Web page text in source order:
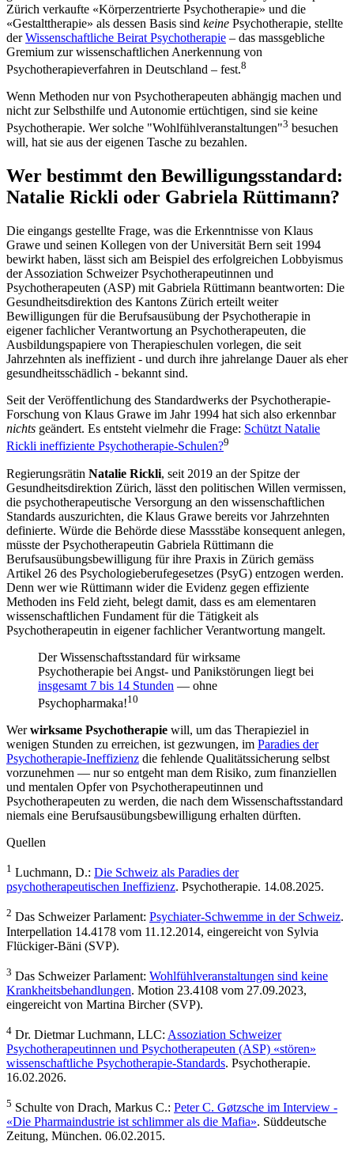
Zürich verkaufte «Körperzentrierte Psychotherapie» und die
«Gestalttherapie» als dessen Basis sind keine Psychotherapie, stellte
derWissenschaftliche Beirat Psychotherapie – das massgebliche
Gremium zur wissenschaftlichen Anerkennung von
Psychotherapieverfahren in Deutschland – fest.8
Wenn Methoden nur von Psychotherapeuten abhängig machen und
nicht zur Selbsthilfe und Autonomie ertüchtigen, sind sie keine
Psychotherapie. Wer solche "Wohlfühlveranstaltungen"3 besuchen
will, hat sie aus der eigenen Tasche zu bezahlen.
Wer bestimmt den Bewilligungsstandard:
Natalie Rickli oder Gabriela Rüttimann?
Die eingangs gestellte Frage, was die Erkenntnisse von Klaus
Grawe und seinen Kollegen von der Universität Bern seit 1994
bewirkt haben, lässt sich am Beispiel des erfolgreichen Lobbyismus
der Assoziation Schweizer Psychotherapeutinnen und
Psychotherapeuten (ASP) mit Gabriela Rüttimann beantworten: Die
Gesundheitsdirektion des Kantons Zürich erteilt weiter
Bewilligungen für die Berufsausübung der Psychotherapie in
eigener fachlicher Verantwortung an Psychotherapeuten, die
Ausbildungspapiere von Therapieschulen vorlegen, die seit
Jahrzehnten als ineffizient - und durch ihre jahrelange Dauer als eher
gesundheitsschädlich - bekannt sind.
Seit der Veröffentlichung des Standardwerks der Psychotherapie-
Forschung von Klaus Grawe im Jahr 1994 hat sich also erkennbar
nichts geändert. Es entsteht vielmehr die Frage: Schützt Natalie
Rickli ineffiziente Psychotherapie-Schulen?9
Regierungsrätin Natalie Rickli, seit 2019 an der Spitze der
Gesundheitsdirektion Zürich, lässt den politischen Willen vermissen,
die psychotherapeutische Versorgung an den wissenschaftlichen
Standards auszurichten, die Klaus Grawe bereits vor Jahrzehnten
definierte. Würde die Behörde diese Massstäbe konsequent anlegen,
müsste der Psychotherapeutin Gabriela Rüttimann die
Berufsausübungsbewilligung für ihre Praxis in Zürich gemäss
Artikel 26 des Psychologieberufegesetzes (PsyG) entzogen werden.
Denn wer wie Rüttimann wider die Evidenz gegen effiziente
Methoden ins Feld zieht, belegt damit, dass es am elementaren
wissenschaftlichen Fundament für die Tätigkeit als
Psychotherapeutin in eigener fachlicher Verantwortung mangelt.
Der Wissenschaftsstandard für wirksame
Psychotherapie bei Angst- und Panikstörungen liegt bei
insgesamt 7 bis 14 Stunden — ohne
Psychopharmaka!10
Werwirksame Psychotherapie will, um das Therapieziel in
wenigen Stunden zu erreichen, ist gezwungen, im Paradies der
Psychotherapie-Ineffizienz die fehlende Qualitätssicherung selbst
vorzunehmen — nur so entgeht man dem Risiko, zum finanziellen
und mentalen Opfer von Psychotherapeutinnen und
Psychotherapeuten zu werden, die nach dem Wissenschaftsstandard
niemals eine Berufsausübungsbewilligung erhalten dürften.
Quellen
1 Luchmann, D.: Die Schweiz als Paradies der
psychotherapeutischen Ineffizienz. Psychotherapie. 14.08.2025.
2 Das Schweizer Parlament: Psychiater-Schwemme in der Schweiz.
Interpellation 14.4178 vom 11.12.2014, eingereicht von Sylvia
Flückiger-Bäni (SVP).
3 Das Schweizer Parlament: Wohlfühlveranstaltungen sind keine
Krankheitsbehandlungen. Motion 23.4108 vom 27.09.2023,
eingereicht von Martina Bircher (SVP).
4 Dr. Dietmar Luchmann, LLC: Assoziation Schweizer
Psychotherapeutinnen und Psychotherapeuten (ASP) «stören»
wissenschaftliche Psychotherapie-Standards. Psychotherapie.
16.02.2026.
5 Schulte von Drach, Markus C.: Peter C. Gøtzsche im Interview -
«Die Pharmaindustrie ist schlimmer als die Mafia». Süddeutsche
Zeitung, München. 06.02.2015.